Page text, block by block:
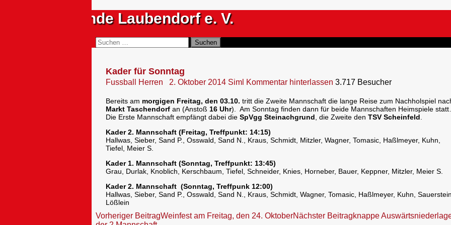
Sportfreunde Laubendorf e. V.
Suchen
nach:
Kader für Sonntag
Fussball Herren 2. Oktober 2014 Siml Kommentar hinterlassen 3.717 Besucher
Bereits am morgigen Freitag, den 03.10. tritt die Zweite Mannschaft die lange Reise zum Nachholspiel
Markt Taschendorf an (Anstoß 16 Uhr). Am Sonntag finden dann für beide Mannschaften Heimspiele
Die Erste Mannschaft empfängt dabei die SpVgg Steinachgrund , die Zweite den TSV Scheinfeld
Kader 2. Mannschaft (Freitag, Treffpunkt: 14:15)
Hallwas, Sieber, Sand P., Osswald, Sand N., Kraus, Schmidt, Mitzler, Wagner, Tomasic, Haßlmeyer, Kuhn,
Tiefel, Meier S.
Kader 1. Mannschaft (Sonntag, Treffpunkt: 13:45)
Grau, Durlak, Knoblich, Kerschbaum, Tiefel, Schneider, Knies, Horneber, Bauer, Keppner, Mitzler, Meier S.
Kader 2. Mannschaft (Sonntag, Treffpunk 12:00)
Hallwas, Sieber, Sand P., Osswald, Sand N., Kraus, Schmidt, Wagner, Tomasic, Haßlmeyer, Kuhn, Sauerstein,
Lößlein
Beitragsnavigation
Vorheriger BeitragWeinfest am Freitag, den 24. OktoberNächster Beitragknappe